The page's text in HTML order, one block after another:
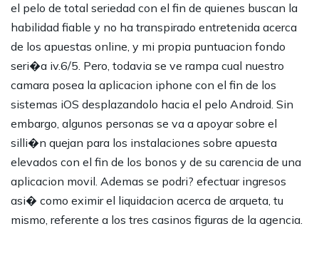
el pelo de total seriedad con el fin de quienes buscan la
habilidad fiable y no ha transpirado entretenida acerca
de los apuestas online, y mi propia puntuacion fondo
seri�a iv.6/5. Pero, todavia se ve rampa cual nuestro
camara posea la aplicacion iphone con el fin de los
sistemas iOS desplazandolo hacia el pelo Android. Sin
embargo, algunos personas se va a apoyar sobre el
silli�n quejan para los instalaciones sobre apuesta
elevados con el fin de los bonos y de su carencia de una
aplicacion movil. Ademas se podri? efectuar ingresos
asi� como eximir el liquidacion acerca de arqueta, tu
mismo, referente a los tres casinos figuras de la agencia.